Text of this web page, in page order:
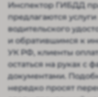
Инспектор ГИБДД
предлагаются
водительского
и обратившимся к
УК РФ, клиенты
остаться на руках с
документами.
нередко просят